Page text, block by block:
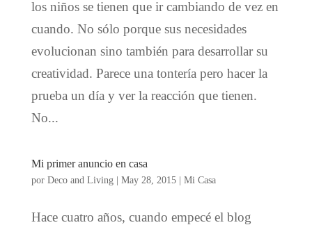
los niños se tienen que ir cambiando de vez en
cuando. No sólo porque sus necesidades
evolucionan sino también para desarrollar su
creatividad. Parece una tontería pero hacer la
prueba un día y ver la reacción que tienen.
No...
Mi primer anuncio en casa
por Deco and Living| May 28, 2015| Mi Casa
Hace cuatro años, cuando empecé el blog